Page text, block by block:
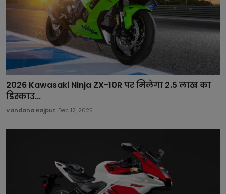
2026 Kawasaki Ninja ZX-10R पर मिलेगा 2.5 लाख का
डिस्काउ...
Vandana Rajput Dec 12, 2025